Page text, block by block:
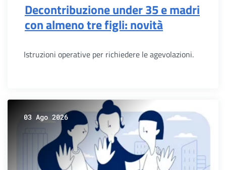
Decontribuzione under 35 e madri
con almeno tre figli: novità
Istruzioni operative per richiedere le agevolazioni.
03 Ago 2026